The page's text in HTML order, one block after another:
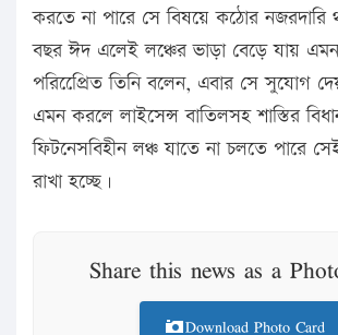
করতে না পারে সে বিষয়ে কঠোর নজরদারি
বছর ঈদ এলেই লঞ্চের ভাড়া বেড়ে যায়
পরিপ্রেেিত তিনি বলেন, এবার সে সুযোগ
এমন করলে লাইসেন্স বাতিলসহ শাস্তির
ফিটনেসবিহীন লঞ্চ যাতে না চলতে পারে সেই
রাখা হচ্ছে।
Share this news as a
Download Photo Card